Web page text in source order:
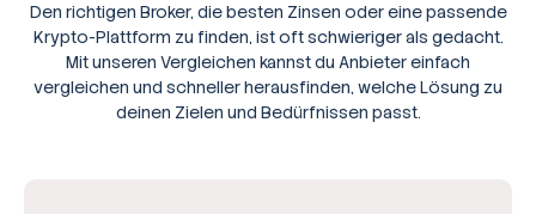
Den richtigen Broker, die besten Zinsen oder eine passende
Krypto-Plattform zu finden, ist oft schwieriger als gedacht.
Mit unseren Vergleichen kannst du Anbieter einfach
vergleichen und schneller herausfinden, welche Lösung zu
deinen Zielen und Bedürfnissen passt.